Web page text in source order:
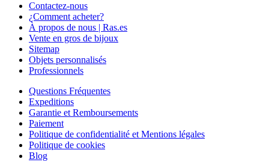
Contactez-nous
¿Comment acheter?
À propos de nous | Ras.es
Vente en gros de bijoux
Sitemap
Objets personnalisés
Professionnels
Questions Fréquentes
Expeditions
Garantie et Remboursements
Paiement
Politique de confidentialité et Mentions légales
Politique de cookies
Blog